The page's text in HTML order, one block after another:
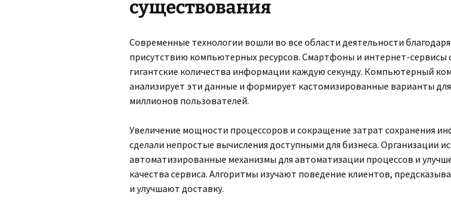
существования
Современные технологии вошли во все области деятельности благодаря
присутствию компьютерных ресурсов. Смартфоны и интернет-сервисы
гигантские количества информации каждую секунду. Компьютерный
анализирует эти данные и формирует кастомизированные варианты для
миллионов пользователей.
Увеличение мощности процессоров и сокращение затрат сохранения
сделали непростые вычисления доступными для бизнеса. Организации
автоматизированные механизмы для автоматизации процессов и
качества сервиса. Алгоритмы изучают поведение клиентов,
и улучшают доставку.